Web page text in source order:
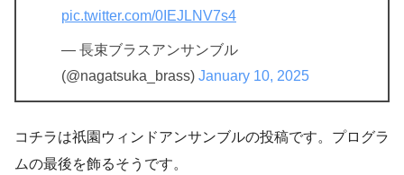
pic.twitter.com/0IEJLNV7s4
— 長束ブラスアンサンブル
(@nagatsuka_brass) January 10, 2025
コチラは祇園ウィンドアンサンブルの投稿です。プログラ
ムの最後を飾るそうです。